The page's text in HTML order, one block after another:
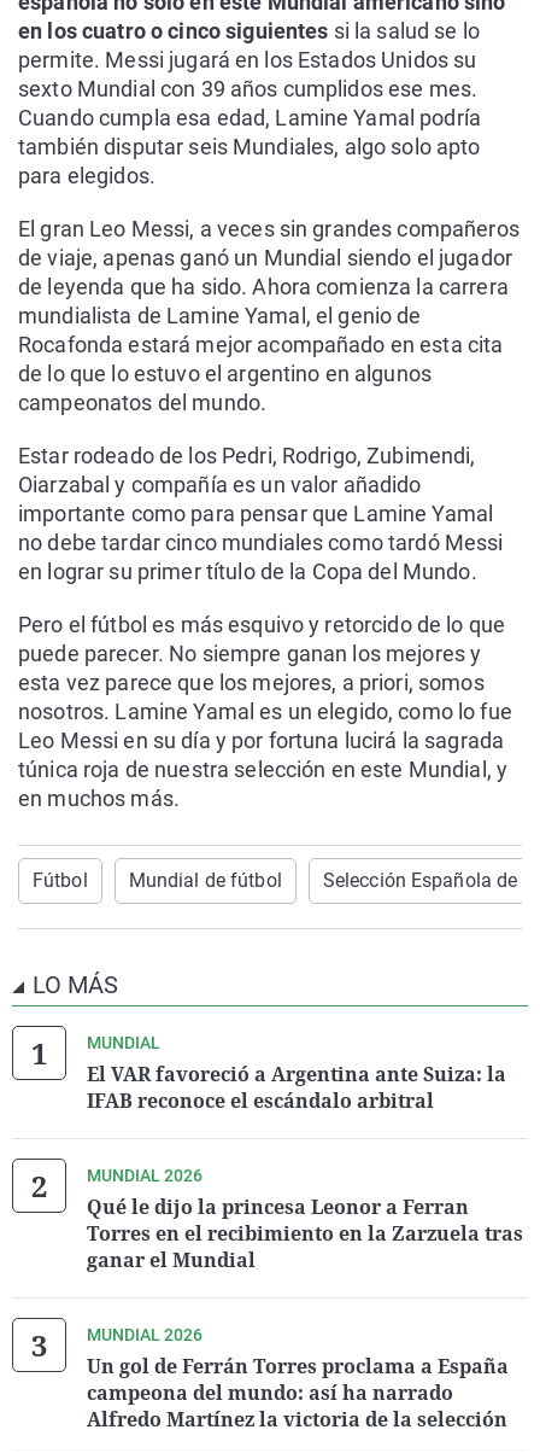
en los cuatro o cinco siguientes si la salud se lo
permite. Messi jugará en los Estados Unidos su
sexto Mundial con 39 años cumplidos ese mes.
Cuando cumpla esa edad, Lamine Yamal podría
también disputar seis Mundiales, algo solo apto
para elegidos.
El gran Leo Messi, a veces sin grandes compañeros
de viaje, apenas ganó un Mundial siendo el jugador
de leyenda que ha sido. Ahora comienza la carrera
mundialista de Lamine Yamal, el genio de
Rocafonda estará mejor acompañado en esta cita
de lo que lo estuvo el argentino en algunos
campeonatos del mundo.
Estar rodeado de los Pedri, Rodrigo, Zubimendi,
Oiarzabal y compañía es un valor añadido
importante como para pensar que Lamine Yamal
no debe tardar cinco mundiales como tardó Messi
en lograr su primer título de la Copa del Mundo.
Pero el fútbol es más esquivo y retorcido de lo que
puede parecer. No siempre ganan los mejores y
esta vez parece que los mejores, a priori, somos
nosotros. Lamine Yamal es un elegido, como lo fue
Leo Messi en su día y por fortuna lucirá la sagrada
túnica roja de nuestra selección en este Mundial, y
en muchos más.
Fútbol Mundial de fútbol Selección Española de
LO MÁS
MUNDIAL
El VAR favoreció a Argentina ante Suiza: la
IFAB reconoce el escándalo arbitral
MUNDIAL 2026
Qué le dijo la princesa Leonor a Ferran
Torres en el recibimiento en la Zarzuela tras
ganar el Mundial
MUNDIAL 2026
Un gol de Ferrán Torres proclama a España
campeona del mundo: así ha narrado
Alfredo Martínez la victoria de la selección